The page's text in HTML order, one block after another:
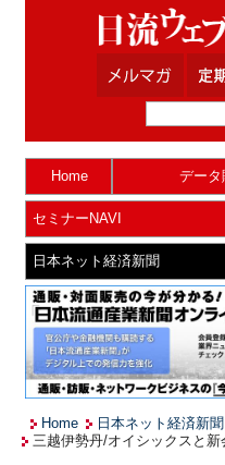
Home データ
セミナーNAVI
日本ネット経済新聞
Home 日本ネット経済新聞
三越伊勢丹/オイシックスと